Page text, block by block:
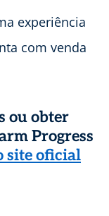
experiência
com venda
ou obter
Progress
site oficial